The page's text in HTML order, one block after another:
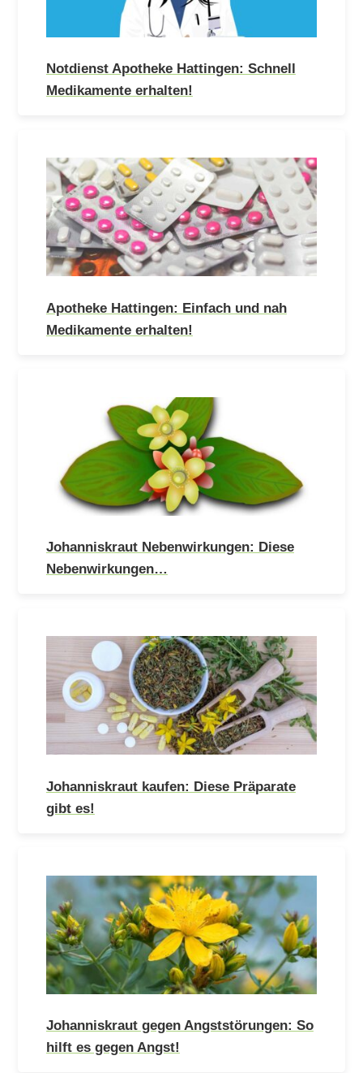
Notdienst Apotheke Hattingen: Schnell
Medikamente erhalten!
Apotheke Hattingen: Einfach und nah
Medikamente erhalten!
Johanniskraut Nebenwirkungen: Diese
Nebenwirkungen…
Johanniskraut kaufen: Diese Präparate
gibt es!
Johanniskraut gegen Angststörungen: So
hilft es gegen Angst!